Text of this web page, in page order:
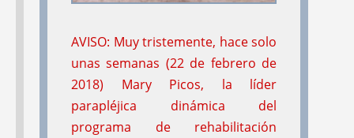
MARCELO AND
Friendship at
PROJIMO; Updates on
'The México Projects';
the Health
Consequences of the
FROM LOCAL
HEALTH TO GLOBAL
POLITICS: an Analysis
of the Political and
Health Consequences
of Apartheid in South
AVISO: Muy tristemente, hace solo
unas semanas (22 de febrero de
2018) Mary Picos, la líder
parapléjica dinámica del
programa de rehabilitación